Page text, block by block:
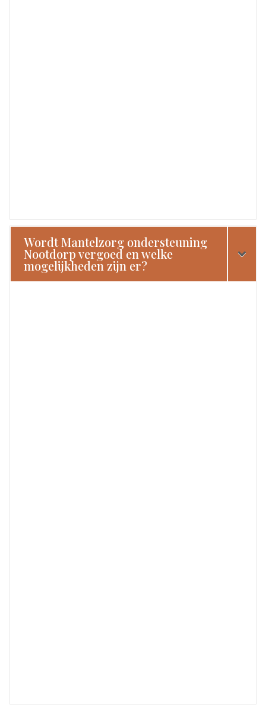
Wordt Mantelzorg ondersteuning
Nootdorp vergoed en welke
mogelijkheden zijn er?